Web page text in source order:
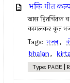
भक्ति गीत
खास हितचिंतक व
कागलकर कृत
Tags: भजन,
bhajan,
Type: PAGE |